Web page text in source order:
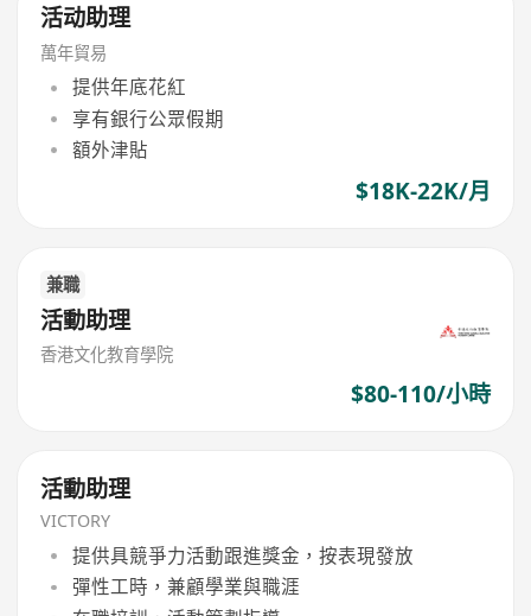
活动助理
萬年貿易
提供年底花紅
享有銀行公眾假期
額外津貼
$18K-22K/月
兼職
活動助理
香港文化教育學院
$80-110/小時
活動助理
VICTORY
提供具競爭力活動跟進獎金，按表現發放
彈性工時，兼顧學業與職涯